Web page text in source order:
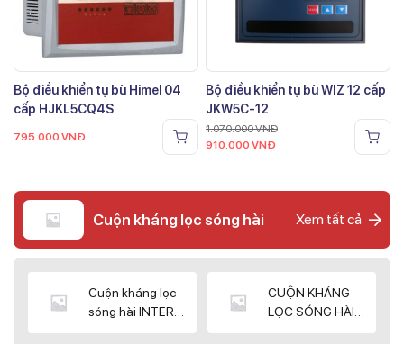
Bộ điều khiển tụ bù Himel 04
cấp HJKL5CQ4S
795.000 VNĐ
Bộ điều khiển tụ bù WIZ 12 cấp
JKW5C-12
1.070.000VNĐ
910.000 VNĐ
Cuộn kháng lọc sóng hài Xem tất cả
Cuộn kháng lọc
sóng hài INTER
CUỘN KHÁNG
LỌC SÓNG HÀI